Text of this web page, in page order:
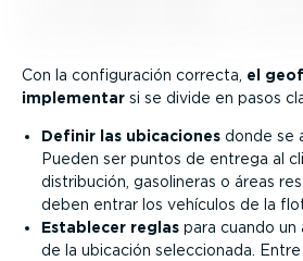
Con la confi­gu­ración correcta, el
implementar si se divide en pasos
Definir las ubicacionesdonde se
Pueden ser puntos de entrega al
distri­bución, gasolineras o áreas
deben entrar los vehículos de la
Establecer reglaspara cuando un
de la ubicación selec­cionada.